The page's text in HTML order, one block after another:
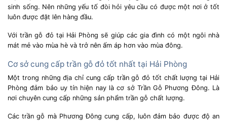
sinh sống. Nên những yếu tố đòi hỏi yêu cầu có được một nơi ở tốt
luôn được đặt lên hàng đầu.
Với trần gỗ đỏ tại Hải Phòng sẽ giúp các gia đình có một ngôi nhà
mát mẻ vào mùa hè và trở nên ấm áp hơn vào mùa đông.
Cơ sở cung cấp trần gỗ đỏ tốt nhất tại Hải Phòng
Một trong những địa chỉ cung cấp trần gỗ đỏ tốt chất lượng tại Hải
Phòng đảm bảo uy tín hiện nay là cơ sở Trần Gỗ Phương Đông. Là
nơi chuyên cung cấp những sản phẩm trần gỗ chất lượng.
Các trần gỗ mà Phương Đông cung cấp, luôn đảm bảo được độ an